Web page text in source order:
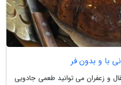
با و بدون فر
و زعفران می توانید طعمی جادویی